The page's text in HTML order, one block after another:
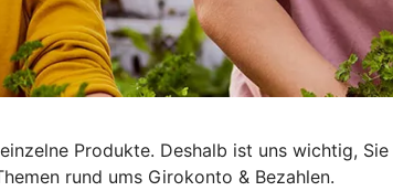
Produkte. Deshalb ist uns wichtig,
rund ums Girokonto & Bezahlen.